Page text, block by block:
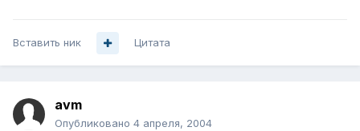
Вставить ник Цитата
avm
Опубликовано 4 апреля, 2004